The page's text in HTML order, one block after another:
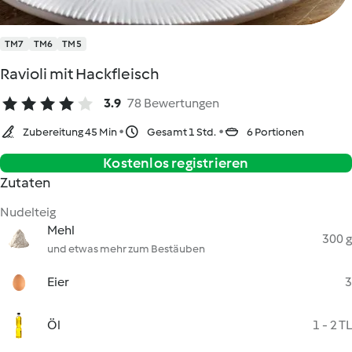
TM7 TM6 TM5
Ravioli mit Hackfleisch
3.9 78 Bewertungen
Zubereitung 45 Min Gesamt 1 Std. 6 Portionen
Kostenlos registrieren
Zutaten
Nudelteig
Mehl
und etwas mehr zum Bestäuben
300 g
Eier 3
Öl 1 - 2 TL